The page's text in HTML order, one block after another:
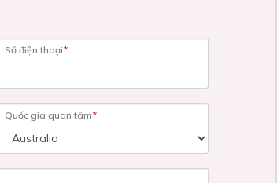
Số điện thoại*
Quốc gia quan tâm*